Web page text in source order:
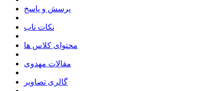
پرسش و پاسخ
نکات ناب
محتوای کلاس ها
مقالات مهدوی
گالری تصاویر